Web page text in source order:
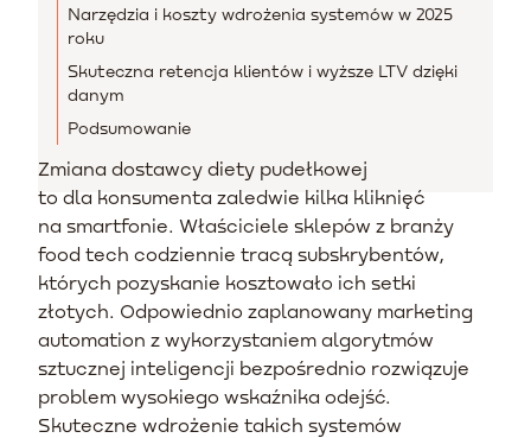
Narzędzia i koszty wdrożenia systemów w 2025
roku
Skuteczna retencja klientów i wyższe LTV dzięki
danym
Podsumowanie
Zmiana dostawcy diety pudełkowej
to dla konsumenta zaledwie kilka kliknięć
na smartfonie. Właściciele sklepów z branży
food tech codziennie tracą subskrybentów,
których pozyskanie kosztowało ich setki
złotych. Odpowiednio zaplanowany marketing
automation z wykorzystaniem algorytmów
sztucznej inteligencji bezpośrednio rozwiązuje
problem wysokiego wskaźnika odejść.
Skuteczne wdrożenie takich systemów